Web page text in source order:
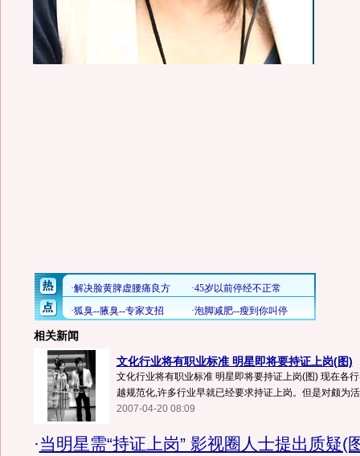
相关新闻
文化行业将有职业标准 明星即将要持证上岗(图)
文化行业将有职业标准 明星即将要持证上岗(图) 现在各
越规范化,许多行业早就已经要求持证上岗。但是对颇为
2007-04-20 08:09
·当明星需“持证上岗” 影视圈人士提出质疑(